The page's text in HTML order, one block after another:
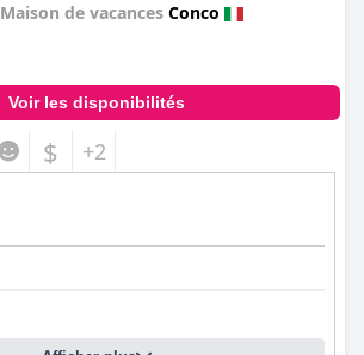
Maison de vacances Conco
Voir les disponibilités
$ +2